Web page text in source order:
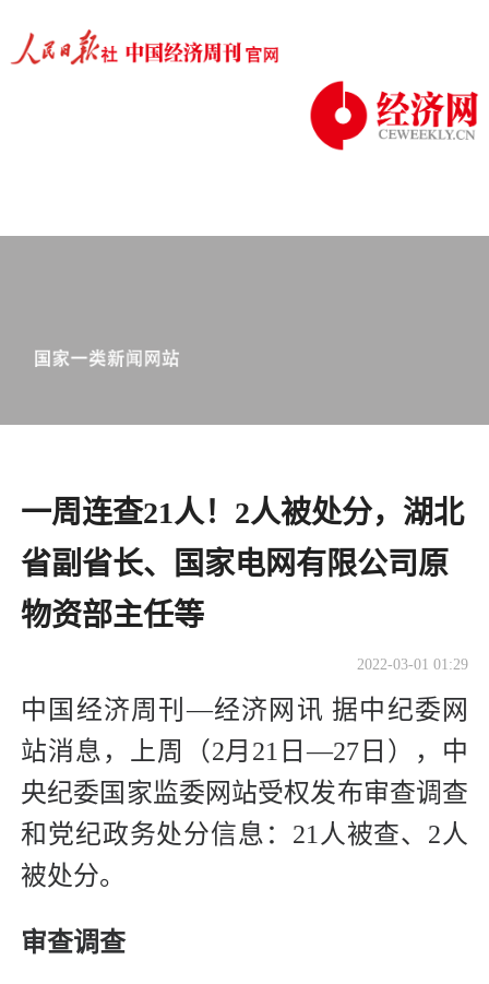
一周连查21人！2人被处分，湖北
省副省长、国家电网有限公司原
物资部主任等
2022-03-01 01:29
中国经济周刊—经济网讯 据中纪委网
站消息，上周（2月21日—27日），中
央纪委国家监委网站受权发布审查调查
和党纪政务处分信息：21人被查、2人
被处分。
审查调查